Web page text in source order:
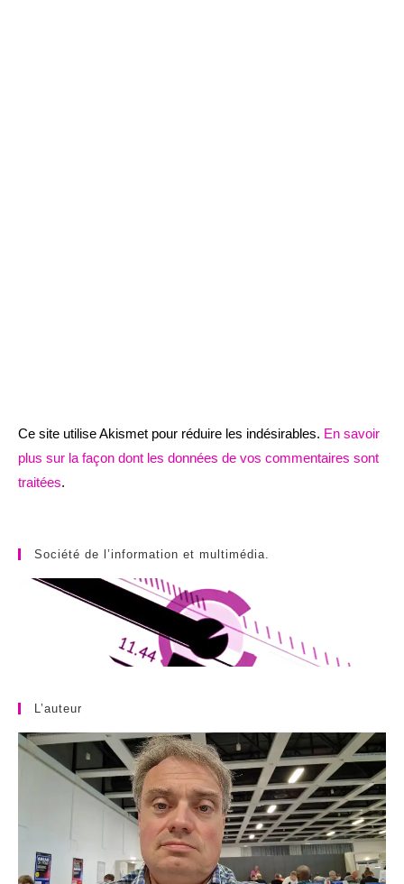
Ce site utilise Akismet pour réduire les indésirables. En savoir
plus sur la façon dont les données de vos commentaires sont
traitées.
Société de l’information et multimédia.
L’auteur